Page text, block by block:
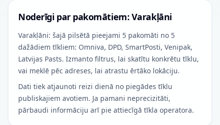
Noderīgi par pakomātiem: Varakļāni
Varakļāni: šajā pilsētā pieejami 5 pakomāti no 5
dažādiem tīkliem: Omniva, DPD, SmartPosti, Venipak,
Latvijas Pasts. Izmanto filtrus, lai skatītu konkrētu tīklu,
vai meklē pēc adreses, lai atrastu ērtāko lokāciju.
Dati tiek atjaunoti reizi dienā no piegādes tīklu
publiskajiem avotiem. Ja pamani neprecizitāti,
pārbaudi informāciju arī pie attiecīgā tīkla operatora.